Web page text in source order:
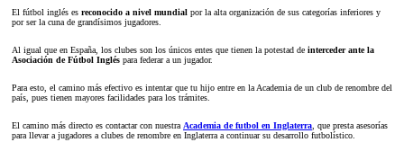
El fútbol inglés es reconocido a nivel mundial por la alta organización de sus categorías inferiores y
por ser la cuna de grandísimos jugadores.
Al igual que en España, los clubes son los únicos entes que tienen la potestad de interceder ante la
Asociación de Fútbol Inglés para federar a un jugador.
Para esto, el camino más efectivo es intentar que tu hijo entre en la Academia de un club de renombre del
país, pues tienen mayores facilidades para los trámites.
El camino más directo es contactar con nuestraAcademia de futbol en Inglaterra, que presta asesorías
para llevar a jugadores a clubes de renombre en Inglaterra a continuar su desarrollo futbolístico.